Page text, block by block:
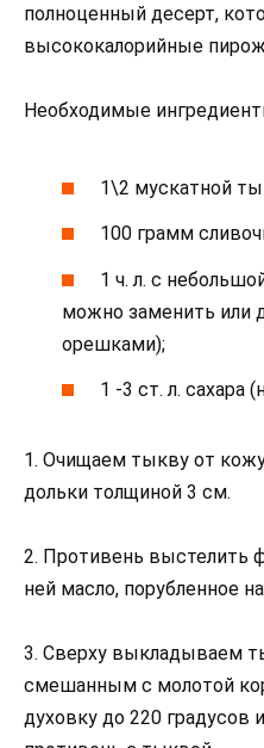
полноценный десерт,
высококалорийные
Необходимые
1\2 мускатной
100 грамм
1 ч. л. с
можно заменить или
орешками);
1 -3 ст. л. сахара
1. Очищаем тыкву от
дольки толщиной 3 см.
2. Противень выстелить
ней масло, порубленное
3. Сверху выкладываем
смешанным с молотой
духовку до 220